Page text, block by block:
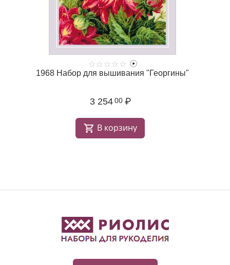
1968 Набор для вышивания "Георгины"
3 254 00 ₽
В корзину